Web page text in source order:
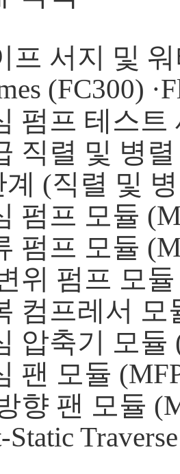
프 서지 및
(FC300)
펌프 테스트
직렬 및 병
계 (직렬 및
펌프 모듈
펌프 모듈
위 펌프 모
컴프레서 모
압축기 모듈
팬 모듈
향 팬 모듈
Static